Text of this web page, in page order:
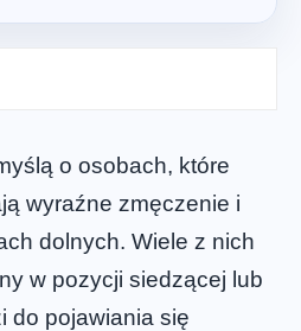
o osobach, które
wyraźne zmęczenie i
dolnych. Wiele z nich
w pozycji siedzącej lub
do pojawiania się